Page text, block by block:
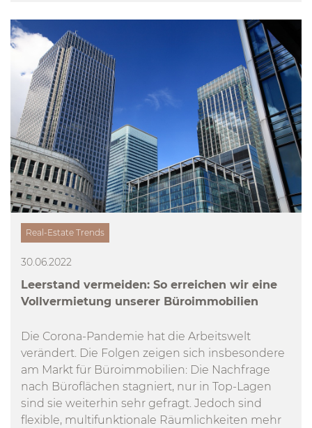
Real-Estate Trends
30.06.2022
Leerstand vermeiden: So erreichen wir eine
Vollvermietung unserer Büroimmobilien
Die Corona-Pandemie hat die Arbeitswelt
verändert. Die Folgen zeigen sich insbesondere
am Markt für Büroimmobilien: Die Nachfrage
nach Büroflächen stagniert, nur in Top-Lagen
sind sie weiterhin sehr gefragt. Jedoch sind
flexible, multifunktionale Räumlichkeiten mehr